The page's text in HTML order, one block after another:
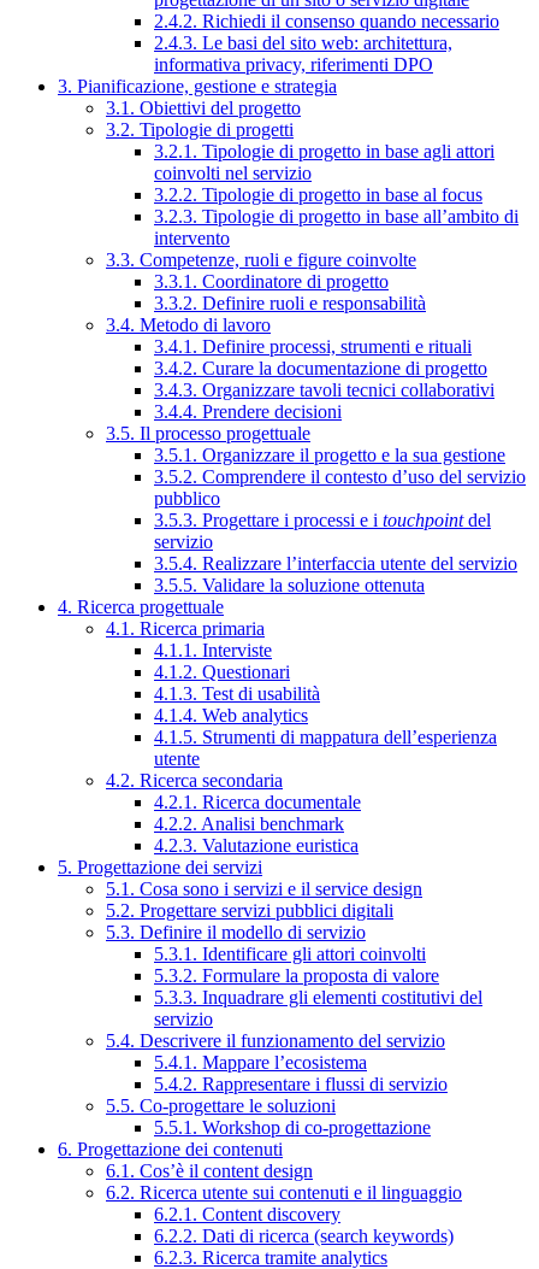
2.4.2. Richiedi il consenso quando necessario
2.4.3. Le basi del sito web: architettura,
informativa privacy, riferimenti DPO
3. Pianificazione, gestione e strategia
3.1. Obiettivi del progetto
3.2. Tipologie di progetti
3.2.1. Tipologie di progetto in base agli attori
coinvolti nel servizio
3.2.2. Tipologie di progetto in base al focus
3.2.3. Tipologie di progetto in base all’ambito di
intervento
3.3. Competenze, ruoli e figure coinvolte
3.3.1. Coordinatore di progetto
3.3.2. Definire ruoli e responsabilità
3.4. Metodo di lavoro
3.4.1. Definire processi, strumenti e rituali
3.4.2. Curare la documentazione di progetto
3.4.3. Organizzare tavoli tecnici collaborativi
3.4.4. Prendere decisioni
3.5. Il processo progettuale
3.5.1. Organizzare il progetto e la sua gestione
3.5.2. Comprendere il contesto d’uso del servizio
pubblico
3.5.3. Progettare i processi e i touchpointdel
servizio
3.5.4. Realizzare l’interfaccia utente del servizio
3.5.5. Validare la soluzione ottenuta
4. Ricerca progettuale
4.1. Ricerca primaria
4.1.1. Interviste
4.1.2. Questionari
4.1.3. Test di usabilità
4.1.4. Web analytics
4.1.5. Strumenti di mappatura dell’esperienza
utente
4.2. Ricerca secondaria
4.2.1. Ricerca documentale
4.2.2. Analisi benchmark
4.2.3. Valutazione euristica
5. Progettazione dei servizi
5.1. Cosa sono i servizi e il service design
5.2. Progettare servizi pubblici digitali
5.3. Definire il modello di servizio
5.3.1. Identificare gli attori coinvolti
5.3.2. Formulare la proposta di valore
5.3.3. Inquadrare gli elementi costitutivi del
servizio
5.4. Descrivere il funzionamento del servizio
5.4.1. Mappare l’ecosistema
5.4.2. Rappresentare i flussi di servizio
5.5. Co-progettare le soluzioni
5.5.1. Workshop di co-progettazione
6. Progettazione dei contenuti
6.1. Cos’è il content design
6.2. Ricerca utente sui contenuti e il linguaggio
6.2.1. Content discovery
6.2.2. Dati di ricerca (search keywords)
6.2.3. Ricerca tramite analytics